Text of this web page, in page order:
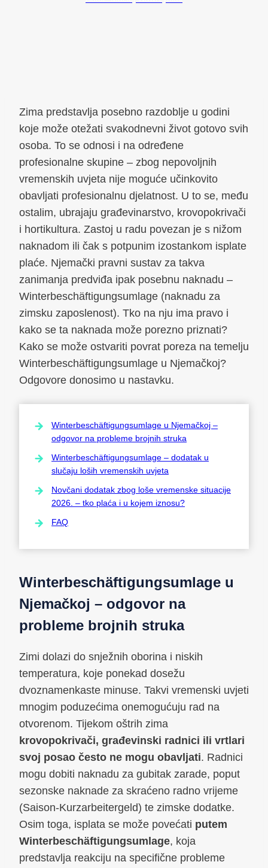
Zima predstavlja posebno razdoblje u godini
koje može otežati svakodnevni život gotovo svih
osoba. To se odnosi i na određene
profesionalne skupine – zbog nepovoljnih
vremenskih uvjeta nije moguće učinkovito
obavljati profesionalnu djelatnost. U to se, među
ostalim, ubrajaju građevinarstvo, krovopokrivači
i hortikultura. Zastoj u radu povezan je s nižom
naknadom ili čak s potpunim izostankom isplate
plaće. Njemački pravni sustav za takva
zanimanja predviđa ipak posebnu naknadu –
Winterbeschäftigungsumlage (naknadu za
zimsku zaposlenost). Tko na nju ima pravo i
kako se ta naknada može porezno priznati?
Kako se može ostvariti povrat poreza na temelju
Winterbeschäftigungsumlage u Njemačkoj?
Odgovore donosimo u nastavku.
Winterbeschäftigungsumlage u Njemačkoj –
odgovor na probleme brojnih struka
Winterbeschäftigungsumlage – dodatak u
slučaju loših vremenskih uvjeta
Novčani dodatak zbog loše vremenske situacije
2026. – tko plaća i u kojem iznosu?
FAQ
Winterbeschäftigungsumlage u
Njemačkoj – odgovor na
probleme brojnih struka
Zimi dolazi do snježnih oborina i niskih
temperatura, koje ponekad dosežu
dvoznamenkaste minuse. Takvi vremenski uvjeti
mnogim poduzećima onemogućuju rad na
otvorenom. Tijekom oštrih zima
krovopokrivači, građevinski radnici ili vrtlari
svoj posao često ne mogu obavljati. Radnici
mogu dobiti naknadu za gubitak zarade, poput
sezonske naknade za skraćeno radno vrijeme
(Saison-Kurzarbeitergeld) te zimske dodatke.
Osim toga, isplata se može povećati putem
Winterbeschäftigungsumlage, koja
predstavlja reakciju na specifične probleme